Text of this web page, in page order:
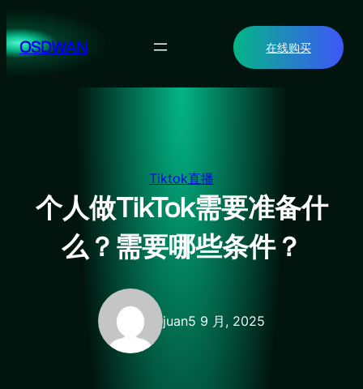
至
内OSDWAN 在线购买
Tiktok直播
个人做TikTok需要准备什
么？需要哪些条件？
juan5 9 月, 2025